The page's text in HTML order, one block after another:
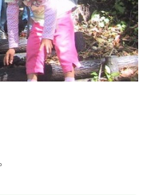
。